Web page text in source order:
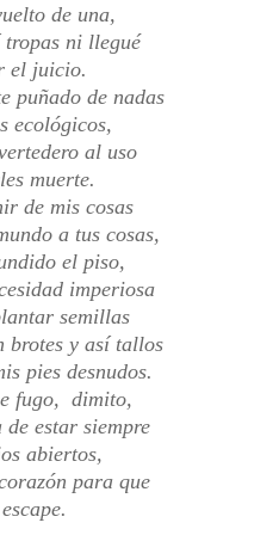
de una,
ni llegué
el juicio.
puñado de nadas
ecológicos,
al uso
muerte.
de mis cosas
a tus cosas,
el piso,
imperiosa
semillas
brotes y así tallos
pies desnudos.
fugo, dimito,
estar siempre
abiertos,
para que